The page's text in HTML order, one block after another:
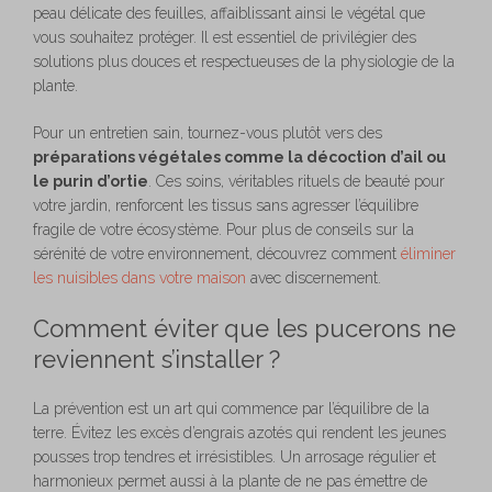
peau délicate des feuilles, affaiblissant ainsi le végétal que
vous souhaitez protéger. Il est essentiel de privilégier des
solutions plus douces et respectueuses de la physiologie de la
plante.
Pour un entretien sain, tournez-vous plutôt vers des
préparations végétales comme la décoction d’ail ou
le purin d’ortie. Ces soins, véritables rituels de beauté pour
votre jardin, renforcent les tissus sans agresser l’équilibre
fragile de votre écosystème. Pour plus de conseils sur la
sérénité de votre environnement, découvrez comment éliminer
les nuisibles dans votre maison avec discernement.
Comment éviter que les pucerons ne
reviennent s’installer ?
La prévention est un art qui commence par l’équilibre de la
terre. Évitez les excès d’engrais azotés qui rendent les jeunes
pousses trop tendres et irrésistibles. Un arrosage régulier et
harmonieux permet aussi à la plante de ne pas émettre de